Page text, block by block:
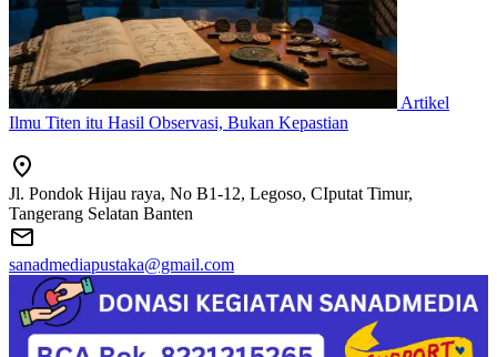
Artikel
Ilmu Titen itu Hasil Observasi, Bukan Kepastian
Jl. Pondok Hijau raya, No B1-12, Legoso, CIputat Timur,
Tangerang Selatan Banten
sanadmediapustaka@gmail.com